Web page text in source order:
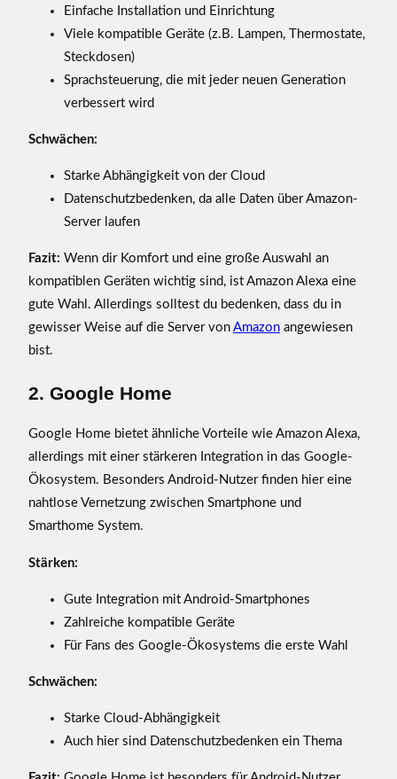
Einfache Installation und Einrichtung
Viele kompatible Geräte (z.B. Lampen, Thermostate,
Steckdosen)
Sprachsteuerung, die mit jeder neuen Generation
verbessert wird
Schwächen:
Starke Abhängigkeit von der Cloud
Datenschutzbedenken, da alle Daten über Amazon-
Server laufen
Fazit: Wenn dir Komfort und eine große Auswahl an
kompatiblen Geräten wichtig sind, ist Amazon Alexa eine
gute Wahl. Allerdings solltest du bedenken, dass du in
gewisser Weise auf die Server von Amazon angewiesen
bist.
2. Google Home
Google Home bietet ähnliche Vorteile wie Amazon Alexa,
allerdings mit einer stärkeren Integration in das Google-
Ökosystem. Besonders Android-Nutzer finden hier eine
nahtlose Vernetzung zwischen Smartphone und
Smarthome System.
Stärken:
Gute Integration mit Android-Smartphones
Zahlreiche kompatible Geräte
Für Fans des Google-Ökosystems die erste Wahl
Schwächen:
Starke Cloud-Abhängigkeit
Auch hier sind Datenschutzbedenken ein Thema